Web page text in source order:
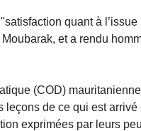
quant à
et a rendu
(COD)
de ce qui est
exprimées par leurs